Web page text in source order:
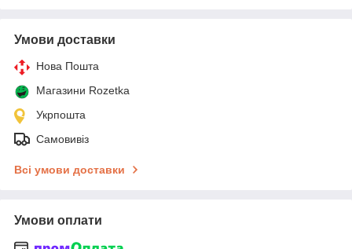
Умови доставки
Нова Пошта
Магазини Rozetka
Укрпошта
Самовивіз
Всі умови доставки
Умови оплати